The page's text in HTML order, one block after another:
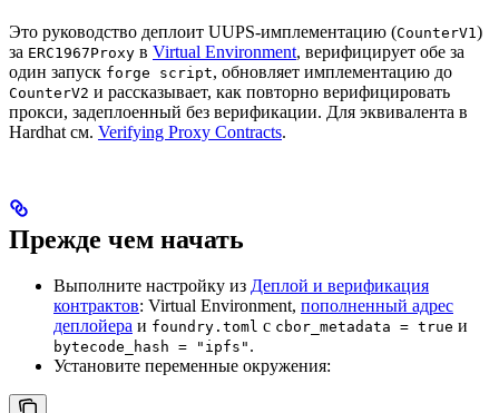
Это руководство деплоит UUPS-имплементацию (CounterV1 )
за ERC1967Proxy в Virtual Environment, верифицирует обе за
один запуск forge script, обновляет имплементацию до
CounterV2 и рассказывает, как повторно верифицировать
прокси, задеплоенный без верификации. Для эквивалента в
Hardhat см. Verifying Proxy Contracts.
Прежде чем начать
Выполните настройку из Деплой и верификация
контрактов: Virtual Environment, пополненный адрес
деплойера и foundry.toml с cbor_metadata = true и
bytecode_hash = "ipfs" .
Установите переменные окружения: